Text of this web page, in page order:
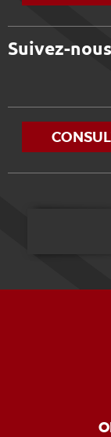
Suivez-nous